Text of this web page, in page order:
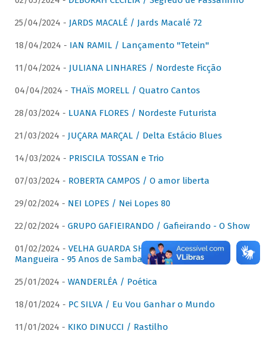
25/04/2024 - JARDS MACALÉ / Jards Macalé 72
18/04/2024 - IAN RAMIL / Lançamento "Tetein"
11/04/2024 - JULIANA LINHARES / Nordeste Ficção
04/04/2024 - THAÏS MORELL / Quatro Cantos
28/03/2024 - LUANA FLORES / Nordeste Futurista
21/03/2024 - JUÇARA MARÇAL / Delta Estácio Blues
14/03/2024 - PRISCILA TOSSAN e Trio
07/03/2024 - ROBERTA CAMPOS / O amor liberta
29/02/2024 - NEI LOPES / Nei Lopes 80
22/02/2024 - GRUPO GAFIEIRANDO / Gafieirando - O Show
01/02/2024 - VELHA GUARDA SHOW DA MANGUEIRA /
Mangueira - 95 Anos de Samba
25/01/2024 - WANDERLÉA / Poética
18/01/2024 - PC SILVA / Eu Vou Ganhar o Mundo
11/01/2024 - KIKO DINUCCI / Rastilho